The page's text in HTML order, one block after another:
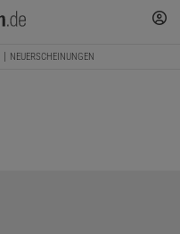
NEUERSCHEINUNGEN